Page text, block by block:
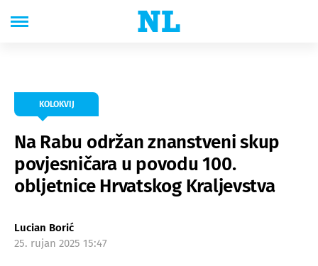
KOLOKVIJ
Na Rabu održan znanstveni skup
povjesničara u povodu 100.
obljetnice Hrvatskog Kraljevstva
Lucian Borić
25. rujan 2025 15:47